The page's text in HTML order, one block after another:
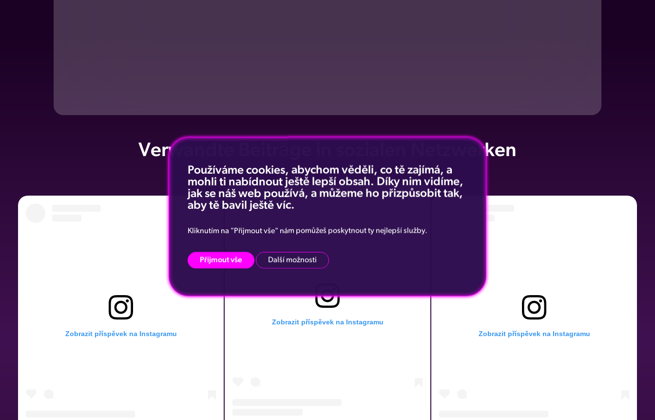
Verwandte Beiträge in sozialen Netzwerken
Zobrazit příspěvek na Instagramu
Zobrazit příspěvek na Instagramu
Zobrazit příspěvek na Instagramu
Používáme cookies, abychom věděli, co tě zajímá, a
mohli ti nabídnout ještě lepší obsah. Díky nim vidíme,
jak se náš web používá, a můžeme ho přizpůsobit tak,
aby tě bavil ještě víc.
Kliknutím na "Přijmout vše" nám pomůžeš poskytnout ty nejlepší služby.
Přijmout vše Další možnosti